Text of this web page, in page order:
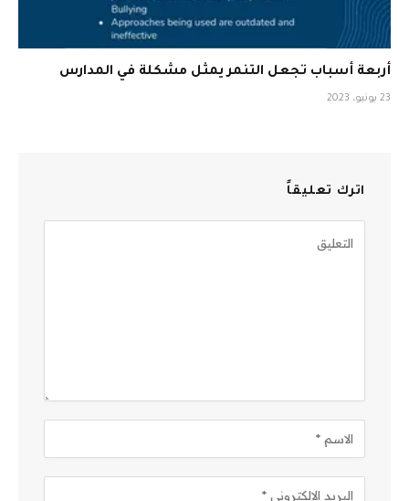
أربعة أسباب تجعل التنمر يمثل مشكلة في المدارس
23 يونيو، 2023
اترك تعليقاً